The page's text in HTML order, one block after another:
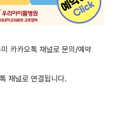
카카오톡 채널로 문의/예약
채널로 연결됩니다.